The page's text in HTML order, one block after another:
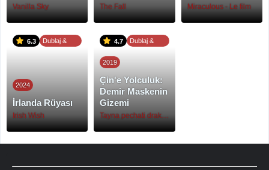
Vanilla Sky The Fall Miraculous - Le film
6.3
Dublaj &
2024
İrlanda Rüyası
Irish Wish
4.7
Dublaj &
2019
Çin'e Yolculuk:
Demir Maskenin
Gizemi
Tayna pechati drakona